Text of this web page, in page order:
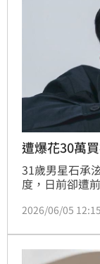
遭爆花30萬
31歲男星石承
度，日前卻遭
相關案件經臺
向臺灣高等檢
宋亭誼報導
2026/06/05 12:15